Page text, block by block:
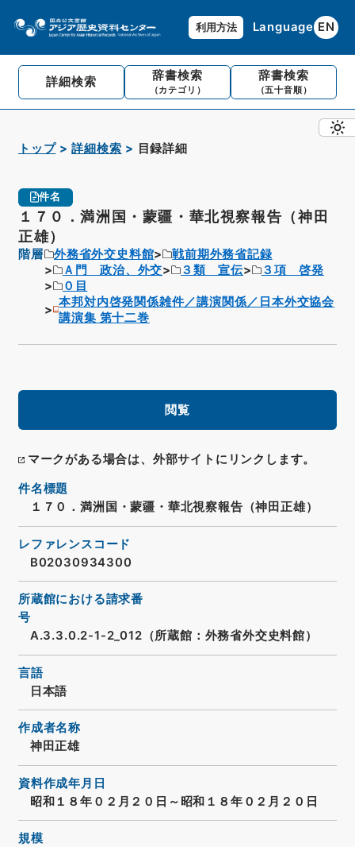
利用方法 Language EN
詳細検索 辞書検索
（カテゴリ）
辞書検索
（五十音順）
トップ 詳細検索 目録詳細
件名
１７０．満洲国・蒙疆・華北視察報告（神田
正雄）
階層 外務省外交史料館
戦前期外務省記録
Ａ門 政治、外交
３類 宣伝
３項 啓発
０目
本邦対内啓発関係雑件／講演関係／日本外交協会
講演集 第十二巻
閲覧
マークがある場合は、外部サイトにリンクします。
件名標題
１７０．満洲国・蒙疆・華北視察報告（神田正雄）
レファレンスコード
B02030934300
所蔵館における請求番
号
A.3.3.0.2-1-2_012（所蔵館：外務省外交史料館）
言語
日本語
作成者名称
神田正雄
資料作成年月日
昭和１８年０２月２０日～昭和１８年０２月２０日
規模